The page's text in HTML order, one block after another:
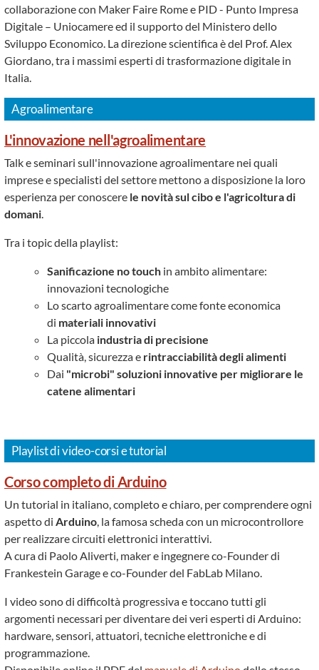
collaborazione con Maker Faire Rome e PID - Punto Impresa
Digitale – Uniocamere ed il supporto del Ministero dello
Sviluppo Economico. La direzione scientifica è del Prof. Alex
Giordano, tra i massimi esperti di trasformazione digitale in
Italia.
Agroalimentare
L'innovazione nell'agroalimentare
Talk e seminari sull'innovazione agroalimentare nei quali
imprese e specialisti del settore mettono a disposizione la loro
esperienza per conoscere le novità sul cibo e l'agricoltura di
domani.
Tra i topic della playlist:
Sanificazione no touch in ambito alimentare:
innovazioni tecnologiche
Lo scarto agroalimentare come fonte economica
di materiali innovativi
La piccola industria di precisione
Qualità, sicurezza e rintracciabilità degli alimenti
Dai "microbi" soluzioni innovative per migliorare le
catene alimentari
Playlist di video-corsi e tutorial
Corso completo di Arduino
Un tutorial in italiano, completo e chiaro, per comprendere ogni
aspetto di Arduino, la famosa scheda con un microcontrollore
per realizzare circuiti elettronici interattivi.
A cura di Paolo Aliverti, maker e ingegnere co-Founder di
Frankestein Garage e co-Founder del FabLab Milano.
I video sono di difficoltà progressiva e toccano tutti gli
argomenti necessari per diventare dei veri esperti di Arduino:
hardware, sensori, attuatori, tecniche elettroniche e di
programmazione.